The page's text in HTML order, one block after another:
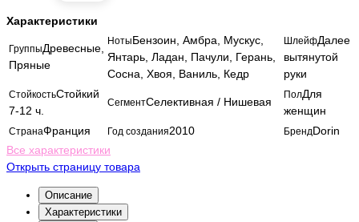
Характеристики
ГруппыДревесные,
Пряные
НотыБензоин, Амбра, Мускус,
Янтарь, Ладан, Пачули, Герань,
Сосна, Хвоя, Ваниль, Кедр
ШлейфДалее
вытянутой
руки
СтойкостьСтойкий
7-12 ч.
СегментСелективная / Нишевая
ПолДля
женщин
СтранаФранция Год создания2010 БрендDorin
Все характеристики
Открыть страницу товара
Описание
Характеристики